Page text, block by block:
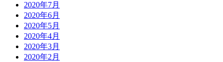
2020年7月
2020年6月
2020年5月
2020年4月
2020年3月
2020年2月